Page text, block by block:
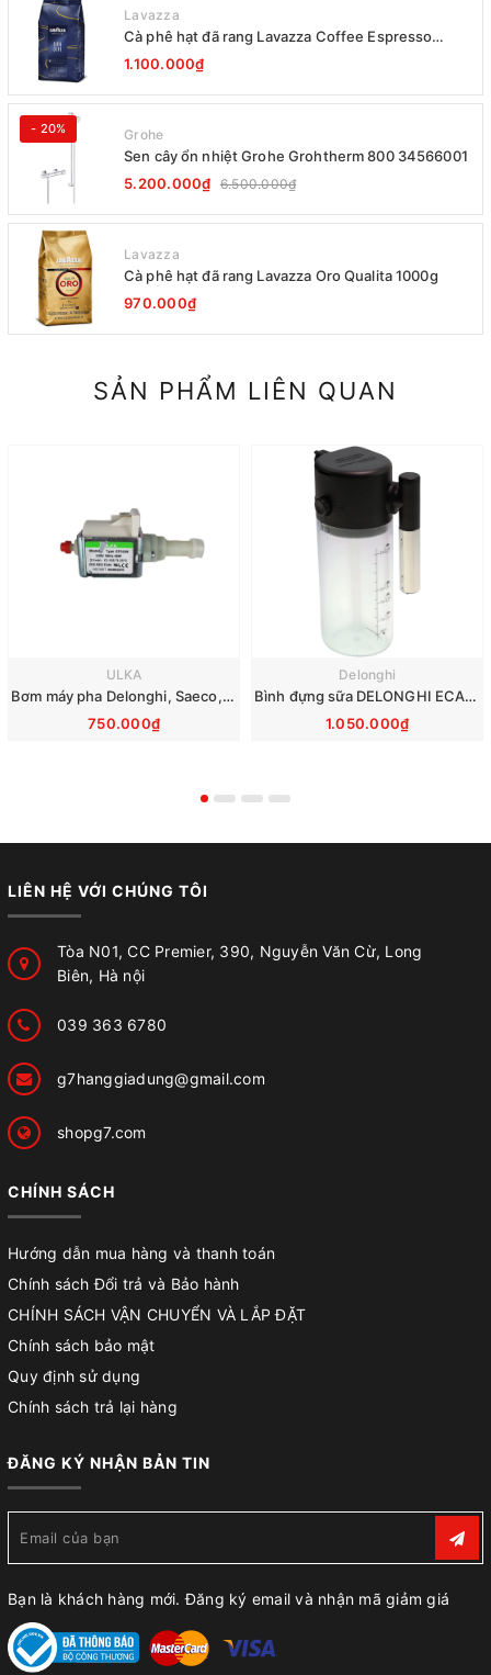
Lavazza
Cà phê hạt đã rang Lavazza Coffee Espresso
Super Crema 1000g Date 12-2027
1.100.000₫
- 20% Grohe
Sen cây ổn nhiệt Grohe Grohtherm 800 34566001
5.200.000₫ 6.500.000₫
Lavazza
Cà phê hạt đã rang Lavazza Oro Qualita 1000g
970.000₫
SẢN PHẨM LIÊN QUAN
ULKA
Bơm máy pha Delonghi, Saeco, Philips, Krups, Miele - Ulka EP5GW 48W 230V
750.000₫
Delonghi
Bình đựng sữa DELONGHI ECAM290 EVO 7313268961
1.050.000₫
LIÊN HỆ VỚI CHÚNG TÔI
Tòa N01, CC Premier, 390, Nguyễn Văn Cừ, Long
Biên, Hà nội
039 363 6780
g7hanggiadung@gmail.com
shopg7.com
CHÍNH SÁCH
Hướng dẫn mua hàng và thanh toán
Chính sách Đổi trả và Bảo hành
CHÍNH SÁCH VẬN CHUYỂN VÀ LẮP ĐẶT
Chính sách bảo mật
Quy định sử dụng
Chính sách trả lại hàng
ĐĂNG KÝ NHẬN BẢN TIN
Bạn là khách hàng mới. Đăng ký email và nhận mã giảm giá